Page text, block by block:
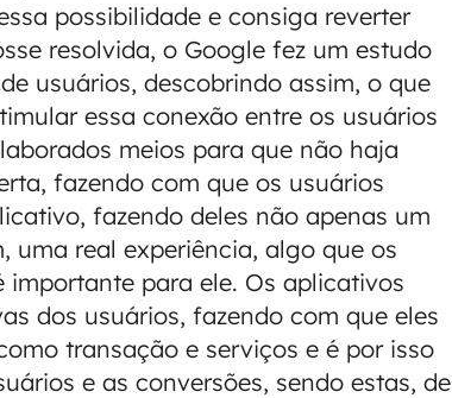
possibilidade e consiga reverter
resolvida, o Google fez um estudo
usuários, descobrindo assim, o que
essa conexão entre os usuários
meios para que não haja
fazendo com que os usuários
fazendo deles não apenas um
uma real experiência, algo que os
para ele. Os aplicativos
dos usuários, fazendo com que eles
transação e serviços e é por isso
e as conversões, sendo estas, de